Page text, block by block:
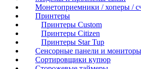
Монетоприемники / хоперы /
Принтеры
Принтеры Custom
Принтеры Citizen
Принтеры Star Tup
Сенсорные панели и мониторы
Сортировщики купюр